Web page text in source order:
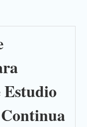
Estudio